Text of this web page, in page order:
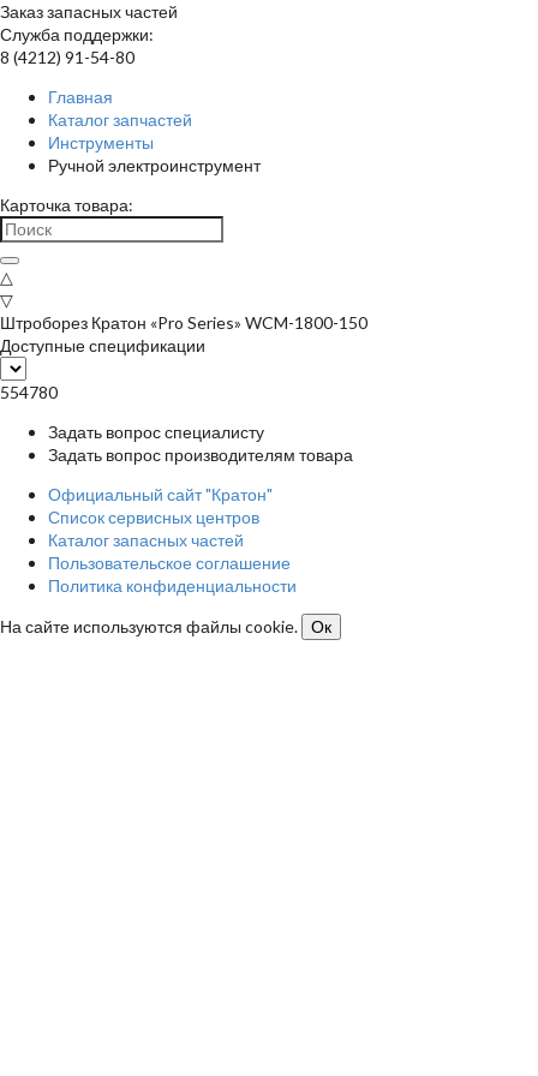
Заказ запасных частей
Служба поддержки:
8 (4212) 91-54-80
Главная
Каталог запчастей
Инструменты
Ручной электроинструмент
Карточка товара:
△
▽
Штроборез Кратон «Pro Series» WCM-1800-150
Доступные спецификации
554780
Задать вопрос специалисту
Задать вопрос производителям товара
Официальный сайт "Кратон"
Список сервисных центров
Каталог запасных частей
Пользовательское соглашение
Политика конфиденциальности
На сайте используются файлы cookie.
Ок